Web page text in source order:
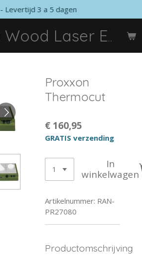
RD Wood Laser Engraving
- Levertijd 3 a 5 dagen
Proxxon
Thermocut
€ 160,95
GRATIS verzending
In
winkelwagen
Artikelnummer: RAN-
PR27080
Productomschrijving